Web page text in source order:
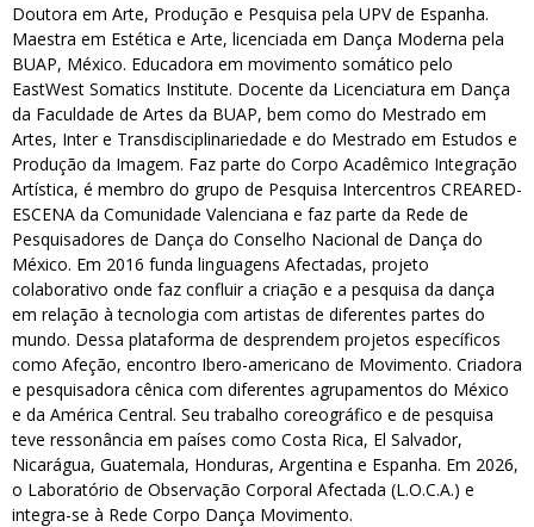
Doutora em Arte, Produção e Pesquisa pela UPV de Espanha.
Maestra em Estética e Arte, licenciada em Dança Moderna pela
BUAP, México. Educadora em movimento somático pelo
EastWest Somatics Institute. Docente da Licenciatura em Dança
da Faculdade de Artes da BUAP, bem como do Mestrado em
Artes, Inter e Transdisciplinariedade e do Mestrado em Estudos e
Produção da Imagem. Faz parte do Corpo Acadêmico Integração
Artística, é membro do grupo de Pesquisa Intercentros CREARED-
ESCENA da Comunidade Valenciana e faz parte da Rede de
Pesquisadores de Dança do Conselho Nacional de Dança do
México. Em 2016 funda linguagens Afectadas, projeto
colaborativo onde faz confluir a criação e a pesquisa da dança
em relação à tecnologia com artistas de diferentes partes do
mundo. Dessa plataforma de desprendem projetos específicos
como Afeção, encontro Ibero-americano de Movimento. Criadora
e pesquisadora cênica com diferentes agrupamentos do México
e da América Central. Seu trabalho coreográfico e de pesquisa
teve ressonância em países como Costa Rica, El Salvador,
Nicarágua, Guatemala, Honduras, Argentina e Espanha. Em 2026,
o Laboratório de Observação Corporal Afectada (L.O.C.A.) e
integra-se à Rede Corpo Dança Movimento.